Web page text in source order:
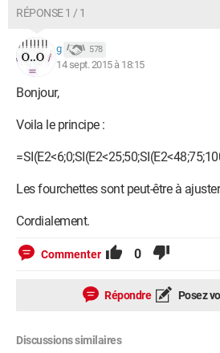
RÉPONSE 1 / 1
g 578
14 sept. 2015 à 18:15
Bonjour,
Voila le principe :
Les fourchettes sont peut-être à
Cordialement.
Commenter 0
Répondre Posez
Discussions similaires